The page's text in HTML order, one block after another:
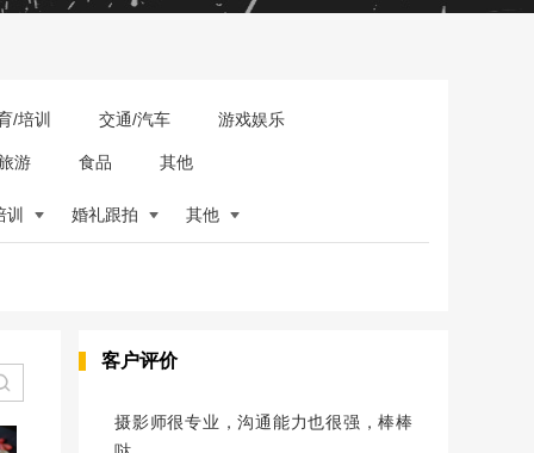
/培训 交通/汽车 游戏娱乐
游 食品 其他
训 婚礼跟拍 其他
客户评价
摄影师很专业，沟通能力也很强，棒棒